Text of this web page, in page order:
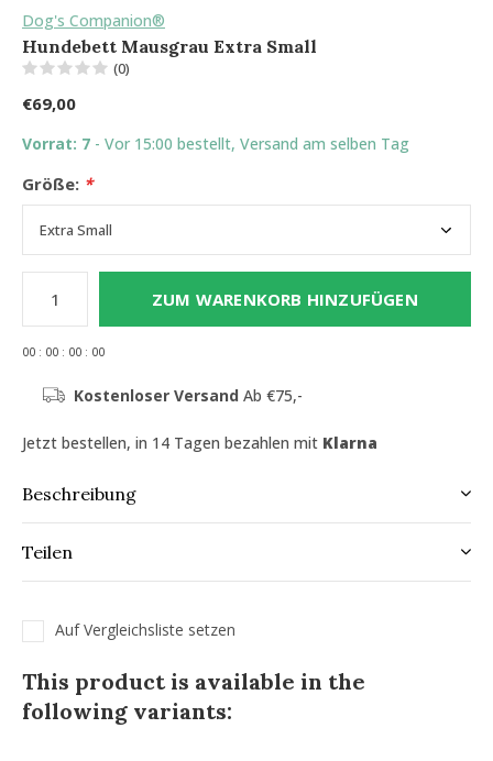
Dog's Companion®
Hundebett Mausgrau Extra Small
(0)
€69,00
Vorrat: 7 - Vor 15:00 bestellt, Versand am selben Tag
Größe: *
ZUM WARENKORB HINZUFÜGEN
00 : 00 : 00 : 00
Kostenloser Versand Ab €75,-
Jetzt bestellen, in 14 Tagen bezahlen mit Klarna
Beschreibung
Teilen
Auf Vergleichsliste setzen
This product is available in the
following variants: